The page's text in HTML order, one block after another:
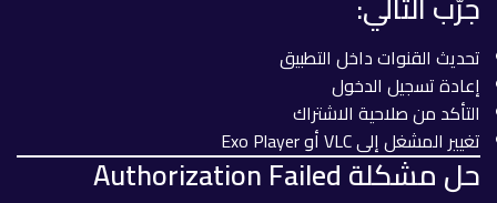
تحديث القنوات داخل التطبيق
إعادة تسجيل الدخول
التأكد من صلاحية الاشتراك
تغيير المشغل إلى VLC أو Exo Player
حل مشكلة Authorization Failed